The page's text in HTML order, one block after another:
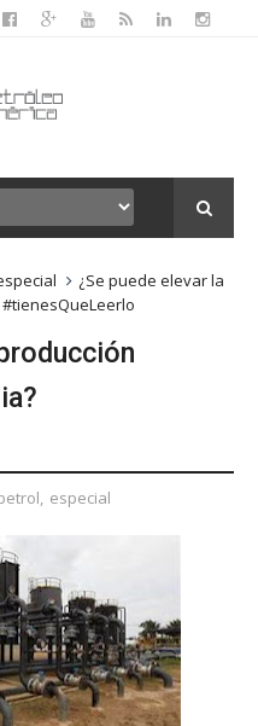
¿Se puede elevar la
, especial